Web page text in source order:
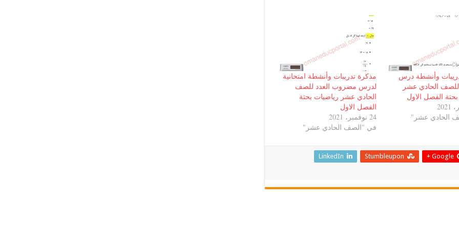
وأنشطة درس
للصف الحادي عشر
الفصل الاول
الحادي عشر"
مذكرة تدريبات وأنشطة امتحانية
لدرس مضروب العدد للصف
الحادي عشر رياضيات بحتة
الفصل الاول
24 نوفمبر، 2021
في "الصف الحادي عشر"
Google +
Stumbleupon
LinkedIn